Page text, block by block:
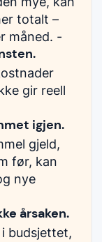
totalt –
måned. -
gir reell
igjen.
gjeld,
før, kan
nye
årsaken.
budsjettet,